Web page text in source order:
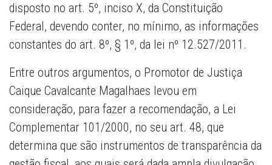
disposto no art. 5º, inciso X, da Constituição
Federal, devendo conter, no mínimo, as informações
constantes do art. 8º, § 1º, da lei nº 12.527/2011.
Entre outros argumentos, o Promotor de Justiça
Caique Cavalcante Magalhaes levou em
consideração, para fazer a recomendação, a Lei
Complementar 101/2000, no seu art. 48, que
determina que são instrumentos de transparência da